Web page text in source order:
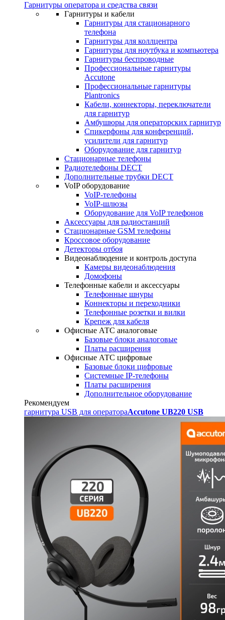
Гарнитуры оператора и средства связи
Гарнитуры и кабели
Гарнитуры для стационарного
телефона
Гарнитуры для коллцентра
Гарнитуры для ноутбука и компьютера
Гарнитуры беспроводные
Профессиональные гарнитуры
Accutone
Профессиональные гарнитуры
Plantronics
Кабели, коннекторы, переключатели
для гарнитур
Амбушюры для операторских гарнитур
Cпикерфоны для конференций,
усилители для гарнитур
Оборудование для гарнитур
Стационарные телефоны
Радиотелефоны DECT
Дополнительные трубки DECT
VoIP оборудование
VoIP-телефоны
VoIP-шлюзы
Оборудование для VoIP телефонов
Аксессуары для радиостанций
Стационарные GSM телефоны
Кроссовое оборудование
Детекторы отбоя
Видеонаблюдение и контроль доступа
Камеры видеонаблюдения
Домофоны
Телефонные кабели и аксессуары
Телефонные шнуры
Коннекторы и переходники
Телефонные розетки и вилки
Крепеж для кабеля
Офисные АТС аналоговые
Базовые блоки аналоговые
Платы расширения
Офисные АТС цифровые
Базовые блоки цифровые
Системные IP-телефоны
Платы расширения
Дополнительное оборудование
Рекомендуем
гарнитура USB для оператораAccutone UB220 USB